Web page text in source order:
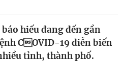
hiếu đang đến gần
COVID-19 diễn biến
tỉnh, thành phố.